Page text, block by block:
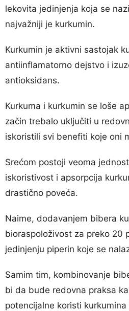
lekovita jedinjenja koja se
najvažniji je kurkumin.
Kurkumin je aktivni sastojak
antiinflamatorno dejstvo i
antioksidans.
Kurkuma i kurkumin se loše
začin trebalo uključiti u
iskoristili svi benefiti koje oni
Srećom postoji veoma
iskoristivost i apsorpcija
drastično poveća.
Naime, dodavanjem bibera
bioraspoloživost za preko 20
jedinjenju piperin koje se
Samim tim, kombinovanje
bi da bude redovna praksa
potencijalne koristi